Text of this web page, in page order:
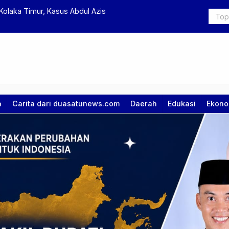
Bupati Diperiksa Donald
Carita dari duasatunews.com Daerah Edukasi